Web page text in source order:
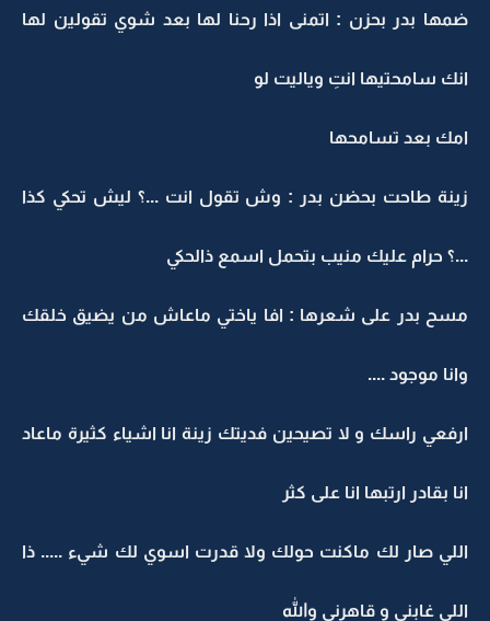
ضمها بدر بحزن : اتمنى اذا رحنا لها بعد شوي تقولين لها
انك سامحتيها انتِ وياليت لو
امك بعد تسامحها
زينة طاحت بحضن بدر : وش تقول انت ...؟ ليش تحكي كذا
...؟ حرام عليك منيب بتحمل اسمع ذالحكي
مسح بدر على شعرها : افا ياختي ماعاش من يضيق خلقك
وانا موجود ....
ارفعي راسك و لا تصيحين فديتك زينة انا اشياء كثيرة ماعاد
انا بقادر ارتبها انا على كثر
اللي صار لك ماكنت حولك ولا قدرت اسوي لك شيء ..... ذا
اللي غابني و قاهرني والله